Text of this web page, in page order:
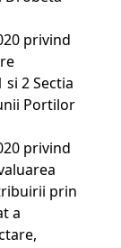
privind
2 Sectia
Portilor
privind
prin
a